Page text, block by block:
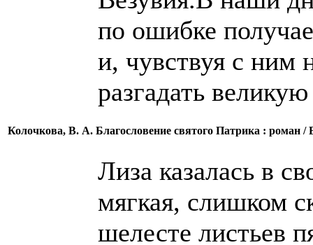
по ошибке
и, чувствуя с ним
разгадать
Колочкова, В. А. Благословение святого Патрика :
Лиза казалась в
мягкая, слишком
шелесте листьев